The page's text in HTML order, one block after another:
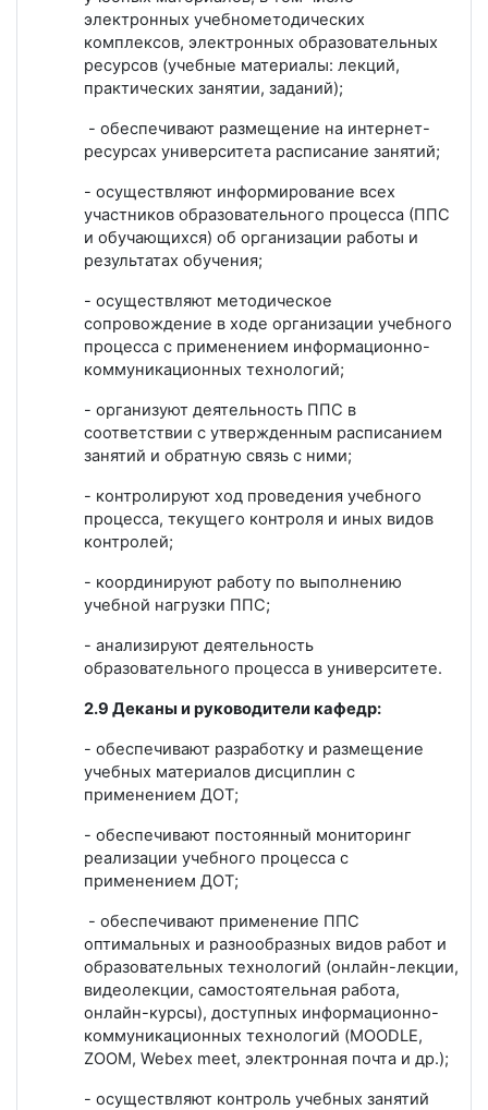
электронных учебнометодических
комплексов, электронных образовательных
ресурсов (учебные материалы: лекций,
практических занятии, заданий);
- обеспечивают размещение на интернет-
ресурсах университета расписание занятий;
- осуществляют информирование всех
участников образовательного процесса (ППС
и обучающихся) об организации работы и
результатах обучения;
- осуществляют методическое
сопровождение в ходе организации учебного
процесса с применением информационно-
коммуникационных технологий;
- организуют деятельность ППС в
соответствии с утвержденным расписанием
занятий и обратную связь с ними;
- контролируют ход проведения учебного
процесса, текущего контроля и иных видов
контролей;
- координируют работу по выполнению
учебной нагрузки ППС;
- анализируют деятельность
образовательного процесса в университете.
2.9 Деканы и руководители кафедр:
- обеспечивают разработку и размещение
учебных материалов дисциплин с
применением ДОТ;
- обеспечивают постоянный мониторинг
реализации учебного процесса с
применением ДОТ;
- обеспечивают применение ППС
оптимальных и разнообразных видов работ и
образовательных технологий (онлайн-лекции,
видеолекции, самостоятельная работа,
онлайн-курсы), доступных информационно-
коммуникационных технологий (MOODLE,
ZOOM, Webex meet, электронная почта и др.);
- осуществляют контроль учебных занятий